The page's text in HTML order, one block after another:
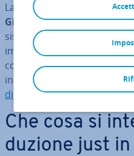
La pro­du­zio­ne just in time
Giapponee si è ormai
sistema snello di
impiego so­prat­tut­to nei
complessi ed è adatto in
in cui le aziende traggono
di scala.
Che cosa si
du­zio­ne just